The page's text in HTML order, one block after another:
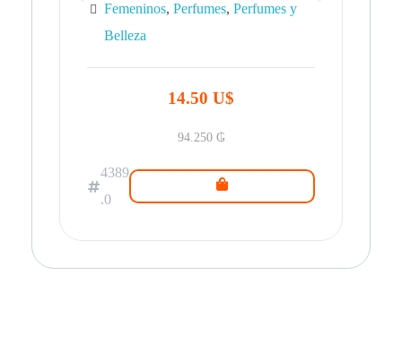
Femeninos, Perfumes, Perfumes y
Belleza
14.50 U$
94.250 ₲
4389
.0